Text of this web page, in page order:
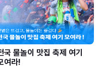
국 물놀이 맛집 축제 여기
여라!